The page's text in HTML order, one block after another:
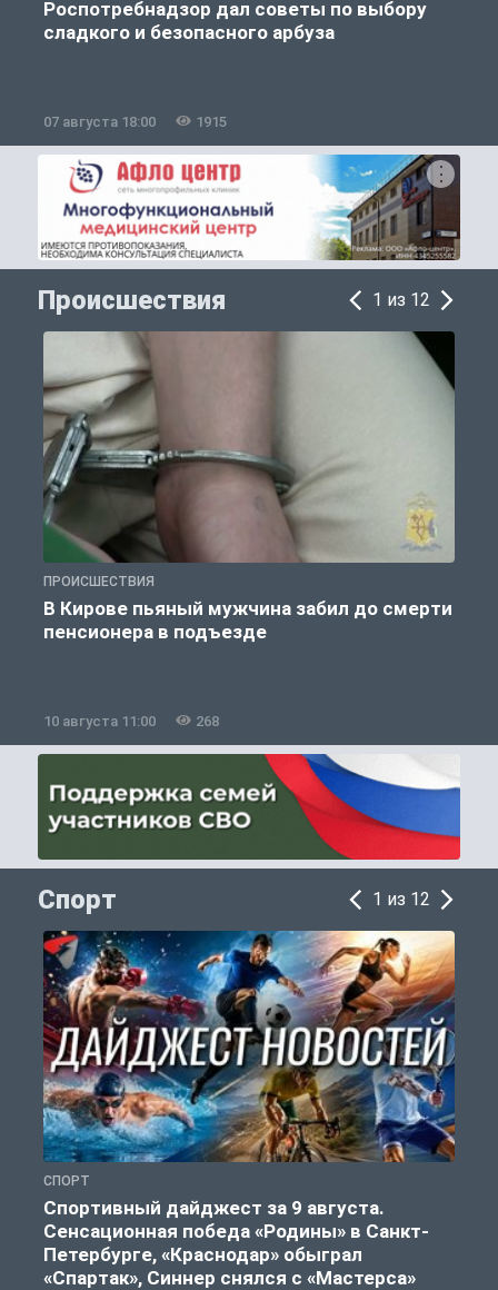
Роспотребнадзор дал советы по выбору
сладкого и безопасного арбуза
07 августа 18:00 1915
Происшествия 1 из 12
ПРОИСШЕСТВИЯ
В Кирове пьяный мужчина забил до смерти
пенсионера в подъезде
10 августа 11:00 268
Спорт 1 из 12
СПОРТ
Спортивный дайджест за 9 августа.
Сенсационная победа «Родины» в Санкт-
Петербурге, «Краснодар» обыграл
«Спартак», Синнер снялся с «Мастерса»